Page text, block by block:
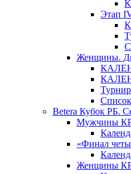
Этап
Женщины.
Betera Кубок РБ.
Мужчины
«Финал
Женщины